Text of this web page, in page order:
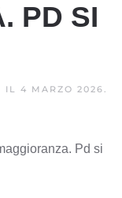
PD SI
IL 4 MARZO 2026.
Pd si